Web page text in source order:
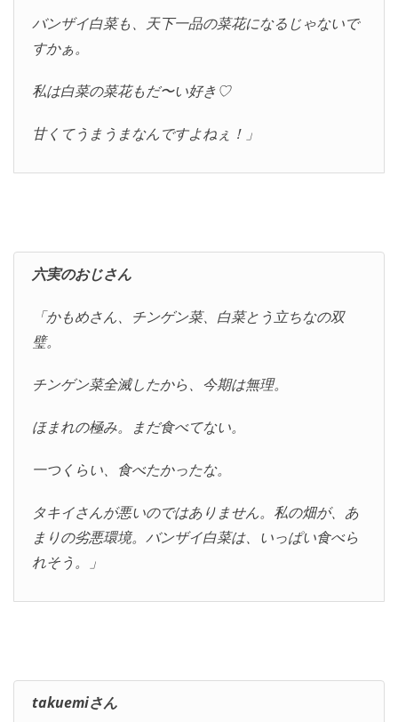
バンザイ白菜も、天下一品の菜花になるじゃないで
すかぁ。
私は白菜の菜花もだ〜い好き♡
甘くてうまうまなんですよねぇ！」
六実のおじさん
「かもめさん、チンゲン菜、白菜とう立ちなの双
璧。
チンゲン菜全滅したから、今期は無理。
ほまれの極み。まだ食べてない。
一つくらい、食べたかったな。
タキイさんが悪いのではありません。私の畑が、あ
まりの劣悪環境。バンザイ白菜は、いっぱい食べら
れそう。」
takuemiさん